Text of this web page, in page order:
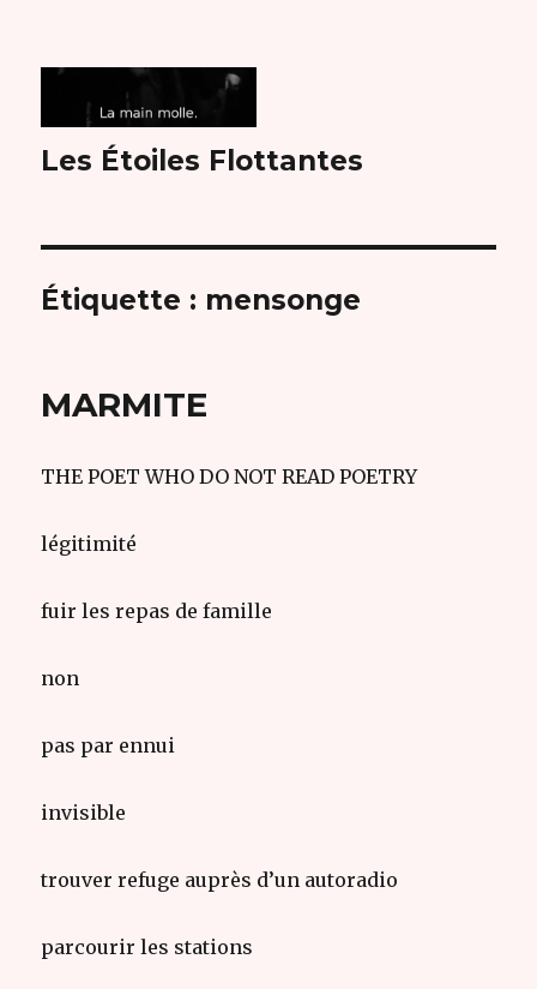
Les Étoiles Flottantes
Étiquette : mensonge
MARMITE
THE POET WHO DO NOT READ POETRY
légitimité
fuir les repas de famille
non
pas par ennui
invisible
trouver refuge auprès d’un autoradio
parcourir les stations